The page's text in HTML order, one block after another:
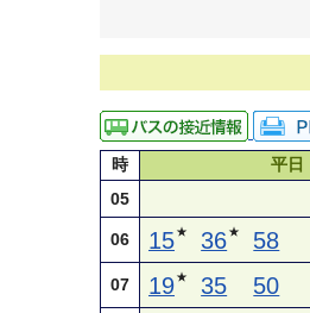
時 平日
05
06 15★ 36★ 58
07 19★ 35 50